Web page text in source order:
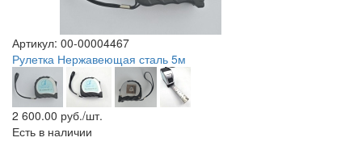
Артикул: 00-00004467
Рулетка Нержавеющая сталь 5м
2 600.00 руб./шт.
Есть в наличии